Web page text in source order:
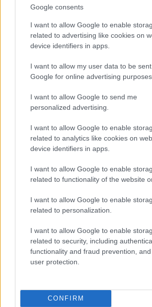
Google consents
I want to allow Google to enable
related to advertising like cookies on
device identifiers in apps.
I want to allow my user data to be
Google for online advertising purposes.
I want to allow Google to send me
personalized advertising.
I want to allow Google to enable
related to analytics like cookies on
device identifiers in apps.
I want to allow Google to enable
related to functionality of the website
I want to allow Google to enable
related to personalization.
I want to allow Google to enable
related to security, including
functionality and fraud prevention,
user protection.
CONFIRM
Κάθε λεπτομέρεια στο ξενοδοχείο
γύρω από τη γυναικεία
προσφέροντας μια ξεχωριστή
διακόσμηση με λευκό και κόκκινο
εστίασης καθώς και οι
είναι ειδικά σχεδιασμένα για τις
γυναικών.